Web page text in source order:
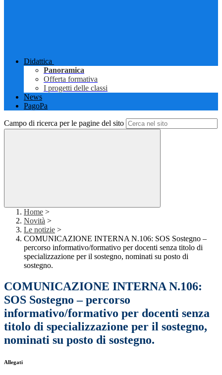
Didattica
Panoramica
Offerta formativa
I progetti delle classi
News
PagoPa
Campo di ricerca per le pagine del sito
Home >
Novità >
Le notizie >
COMUNICAZIONE INTERNA N.106: SOS Sostegno –
percorso informativo/formativo per docenti senza titolo di
specializzazione per il sostegno, nominati su posto di
sostegno.
COMUNICAZIONE INTERNA N.106:
SOS Sostegno – percorso
informativo/formativo per docenti senza
titolo di specializzazione per il sostegno,
nominati su posto di sostegno.
Allegati